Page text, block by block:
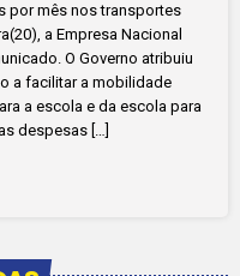
por mês nos transportes
a Empresa Nacional
O Governo atribuiu
a facilitar a mobilidade
a escola e da escola para
despesas […]